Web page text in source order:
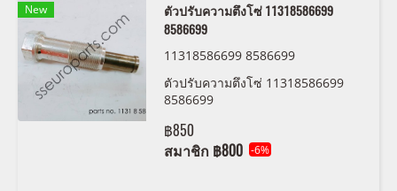
New
ตัวปรับความตึงโซ่ 11318586699
8586699
11318586699 8586699
ตัวปรับความตึงโซ่ 11318586699
8586699
฿850
สมาชิก ฿800 -6%